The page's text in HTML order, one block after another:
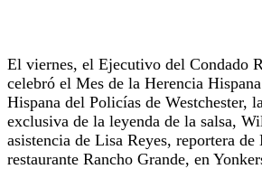
El viernes, el Ejecutivo del Condado
celebró el Mes de la Herencia
Hispana del Policías de Westchester,
exclusiva de la leyenda de la salsa,
asistencia de Lisa Reyes, reportera de
restaurante Rancho Grande, en